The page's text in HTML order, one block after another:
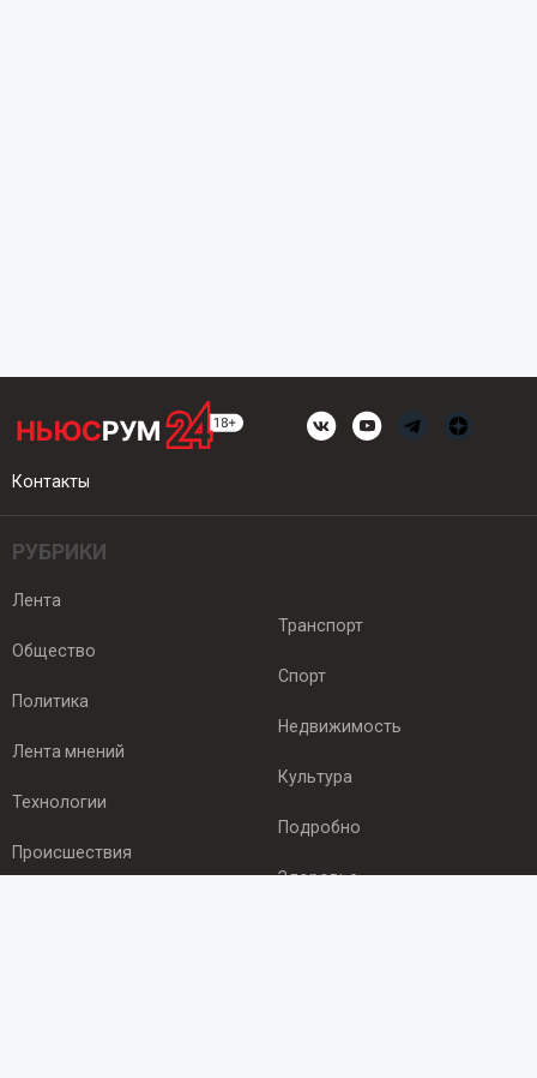
Контакты
РУБРИКИ
Лента
Общество
Политика
Лента мнений
Технологии
Происшествия
Транспорт
Спорт
Недвижимость
Культура
Подробно
Здоровье